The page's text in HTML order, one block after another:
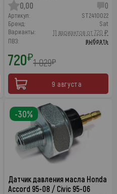
0,00
0
Артикул:
ST2410022
Бренд:
Sat
Варианты:
11 вариантов от 720 ₽
ПВЗ:
выбрать
720₽1 029₽
9 августа
Датчик давления масла Honda
Accord 95-08 / Civic 95-06
-30%